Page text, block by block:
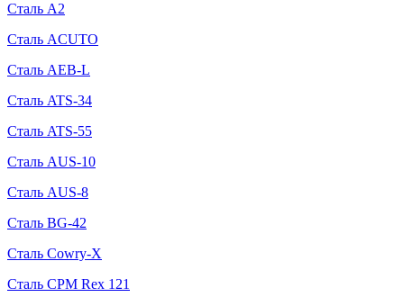
Сталь A2
Сталь ACUTO
Сталь AEB-L
Сталь ATS-34
Сталь ATS-55
Сталь AUS-10
Сталь AUS-8
Сталь BG-42
Сталь Cowry-X
Сталь CPM Rex 121